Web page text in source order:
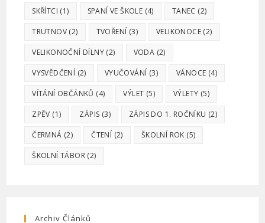
SKŘÍTCI (1) SPANÍ VE ŠKOLE (4) TANEC (2)
TRUTNOV (2) TVOŘENÍ (3) VELIKONOCE (2)
VELIKONOČNÍ DÍLNY (2) VODA (2)
VYSVĚDČENÍ (2) VYUČOVÁNÍ (3) VÁNOCE (4)
VÍTÁNÍ OBČÁNKŮ (4) VÝLET (5) VÝLETY (5)
ZPĚV (1) ZÁPIS (3) ZÁPIS DO 1. ROČNÍKU (2)
ČERMNÁ (2) ČTENÍ (2) ŠKOLNÍ ROK (5)
ŠKOLNÍ TÁBOR (2)
Archiv Článků